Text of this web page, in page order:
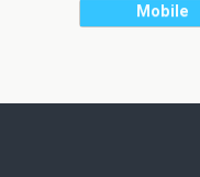
Mobile